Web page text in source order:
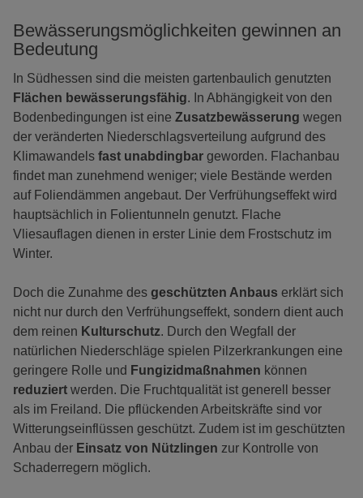
Bewässerungsmöglichkeiten gewinnen an
Bedeutung
In Südhessen sind die meisten gartenbaulich genutzten
Flächen bewässerungsfähig. In Abhängigkeit von den
Bodenbedingungen ist eine Zusatzbewässerung wegen
der veränderten Niederschlagsverteilung aufgrund des
Klimawandels fast unabdingbar geworden. Flachanbau
findet man zunehmend weniger; viele Bestände werden
auf Foliendämmen angebaut. Der Verfrühungseffekt wird
hauptsächlich in Folientunneln genutzt. Flache
Vliesauflagen dienen in erster Linie dem Frostschutz im
Winter.
Doch die Zunahme des geschützten Anbaus erklärt sich
nicht nur durch den Verfrühungseffekt, sondern dient auch
dem reinen Kulturschutz. Durch den Wegfall der
natürlichen Niederschläge spielen Pilzerkrankungen eine
geringere Rolle und Fungizidmaßnahmen können
reduziert werden. Die Fruchtqualität ist generell besser
als im Freiland. Die pflückenden Arbeitskräfte sind vor
Witterungseinflüssen geschützt. Zudem ist im geschützten
Anbau der Einsatz von Nützlingen zur Kontrolle von
Schaderregern möglich.